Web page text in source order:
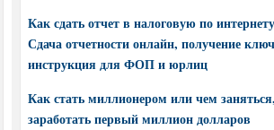
Как сдать отчет в налоговую по
Сдача отчетности онлайн, получение
инструкция для ФОП и юрлиц
Как стать миллионером или чем
заработать первый миллион долларов